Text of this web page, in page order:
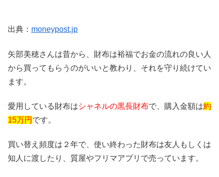
出典： moneypost.jp
矢部美穂さんは昔から、財布は裕福でお金の流れの良い人
から買ってもらうのがいいと教わり、それを守り続けてい
ます。
愛用している財布はシャネルの黒長財布で、購入金額は約
15万円 です。
買い替え頻度は２年で、使い終わった財布は友人もしくは
知人に渡したり、質屋やフリマアプリで売っています。